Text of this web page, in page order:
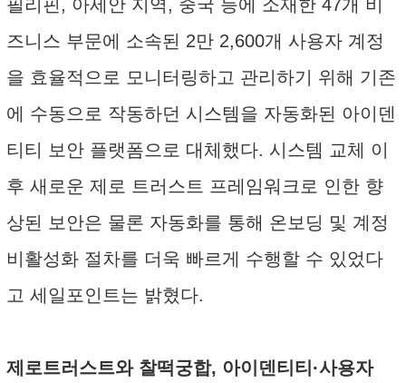
필리핀, 아세안 지역, 중국 등에 소재한 47개 비
즈니스 부문에 소속된 2만 2,600개 사용자 계정
을 효율적으로 모니터링하고 관리하기 위해 기존
에 수동으로 작동하던 시스템을 자동화된 아이덴
티티 보안 플랫폼으로 대체했다. 시스템 교체 이
후 새로운 제로 트러스트 프레임워크로 인한 향
상된 보안은 물론 자동화를 통해 온보딩 및 계정
비활성화 절차를 더욱 빠르게 수행할 수 있었다
고 세일포인트는 밝혔다.
제로트러스트와 찰떡궁합, 아이덴티티·사용자